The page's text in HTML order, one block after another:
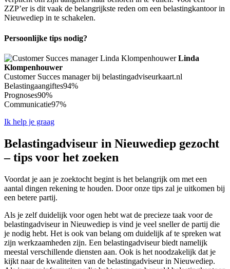
ZZP’er is dit vaak de belangrijkste reden om een belastingkantoor in
Nieuwediep in te schakelen.
Persoonlijke tips nodig?
Linda
Klompenhouwer
Customer Succes manager bij belastingadviseurkaart.nl
Belastingaangiftes94%
Prognoses90%
Communicatie97%
Ik help je graag
Belastingadviseur in Nieuwediep gezocht
– tips voor het zoeken
Voordat je aan je zoektocht begint is het belangrijk om met een
aantal dingen rekening te houden. Door onze tips zal je uitkomen bij
een betere partij.
Als je zelf duidelijk voor ogen hebt wat de precieze taak voor de
belastingadviseur in Nieuwediep is vind je veel sneller de partij die
je nodig hebt. Het is ook van belang om duidelijk af te spreken wat
zijn werkzaamheden zijn. Een belastingadviseur biedt namelijk
meestal verschillende diensten aan. Ook is het noodzakelijk dat je
kijkt naar de kwaliteiten van de belastingadviseur in Nieuwediep.